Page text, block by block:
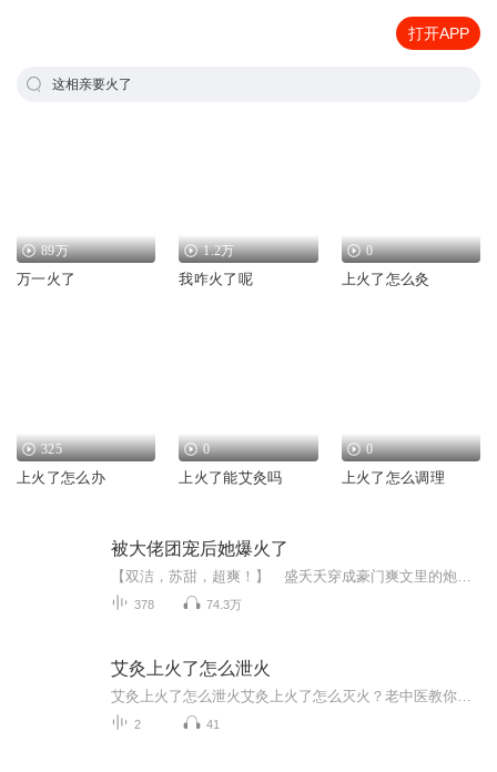
打开APP
这相亲要火了
89万
万一火了
1.2万
我咋火了呢
0
上火了怎么灸
325
上火了怎么办
0
上火了能艾灸吗
0
上火了怎么调理
被大佬团宠后她爆火了
378 74.3万
艾灸上火了怎么泄火
2 41